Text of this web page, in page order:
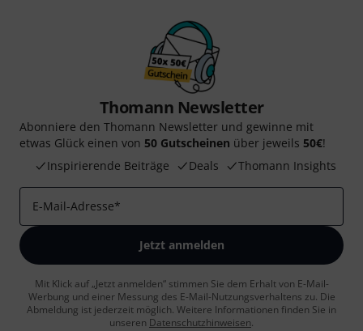
Thomann Newsletter
Abonniere den Thomann Newsletter und gewinne mit
etwas Glück einen von 50 Gutscheinen über jeweils 50€!
Inspirierende Beiträge
Deals Thomann Insights
E-Mail-Adresse*
Jetzt anmelden
Mit Klick auf „Jetzt anmelden“ stimmen Sie dem Erhalt von E-Mail-
Werbung und einer Messung des E-Mail-Nutzungsverhaltens zu. Die
Abmeldung ist jederzeit möglich. Weitere Informationen finden Sie in
unseren Datenschutzhinweisen.